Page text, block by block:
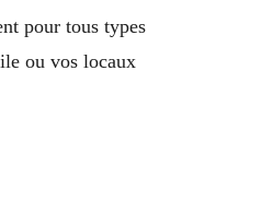
pour tous types
ou vos locaux